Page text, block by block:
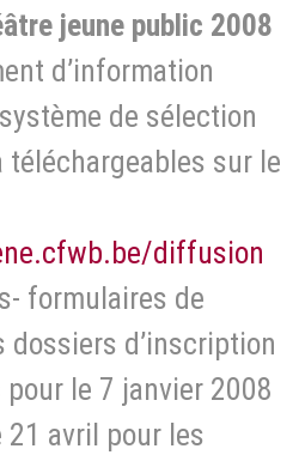
jeune public 2008
d’information
de sélection
téléchargeables sur le
diffusion
formulaires de
d’inscription
le 7 janvier 2008
avril pour les